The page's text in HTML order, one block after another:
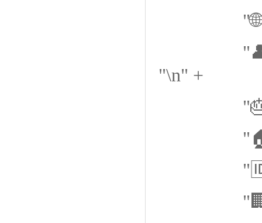
"🌐 英文
"👤 性别
"\n" +
"🎂 出生
"🏠 住址
"🆔 身份
"🏢 签发